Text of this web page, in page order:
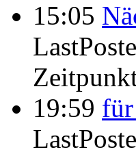
15:05
19:59